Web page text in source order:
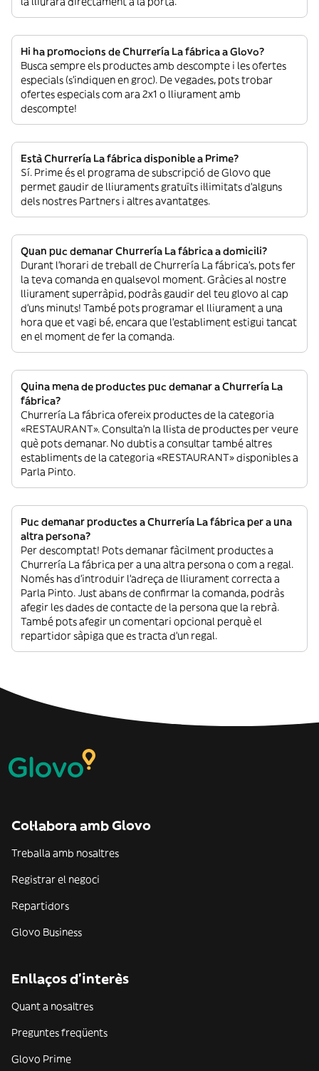
Hi ha promocions de Churrería La fábrica a Glovo?
Busca sempre els productes amb descompte i les ofertes
especials (s’indiquen en groc). De vegades, pots trobar
ofertes especials com ara 2x1 o lliurament amb
descompte!
Està Churrería La fábrica disponible a Prime?
Sí. Prime és el programa de subscripció de Glovo que
permet gaudir de lliuraments gratuïts il·limitats d’alguns
dels nostres Partners i altres avantatges.
Quan puc demanar Churrería La fábrica a domicili?
Durant l’horari de treball de Churrería La fábrica’s, pots fer
la teva comanda en qualsevol moment. Gràcies al nostre
lliurament superràpid, podràs gaudir del teu glovo al cap
d’uns minuts! També pots programar el lliurament a una
hora que et vagi bé, encara que l’establiment estigui tancat
en el moment de fer la comanda.
Quina mena de productes puc demanar a Churrería La
fábrica?
Churrería La fábrica ofereix productes de la categoria
«RESTAURANT». Consulta’n la llista de productes per veure
què pots demanar. No dubtis a consultar també altres
establiments de la categoria «RESTAURANT» disponibles a
Parla Pinto.
Puc demanar productes a Churrería La fábrica per a una
altra persona?
Per descomptat! Pots demanar fàcilment productes a
Churrería La fábrica per a una altra persona o com a regal.
Només has d’introduir l’adreça de lliurament correcta a
Parla Pinto. Just abans de confirmar la comanda, podràs
afegir les dades de contacte de la persona que la rebrà.
També pots afegir un comentari opcional perquè el
repartidor sàpiga que es tracta d’un regal.
Col·labora amb Glovo
Treballa amb nosaltres
Registrar el negoci
Repartidors
Glovo Business
Enllaços d'interès
Quant a nosaltres
Preguntes freqüents
Glovo Prime